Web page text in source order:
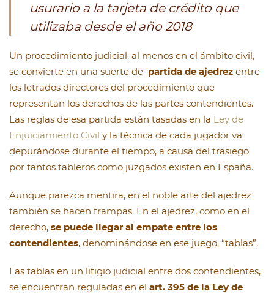
usurario a la tarjeta de crédito que
utilizaba desde el año 2018
Un procedimiento judicial, al menos en el ámbito civil,
se convierte en una suerte de partida de ajedrez entre
los letrados directores del procedimiento que
representan los derechos de las partes contendientes.
Las reglas de esa partida están tasadas en la Ley de
Enjuiciamiento Civil y la técnica de cada jugador va
depurándose durante el tiempo, a causa del trasiego
por tantos tableros como juzgados existen en España.
Aunque parezca mentira, en el noble arte del ajedrez
también se hacen trampas. En el ajedrez, como en el
derecho, se puede llegar al empate entre los
contendientes, denominándose en ese juego, “tablas”.
Las tablas en un litigio judicial entre dos contendientes,
se encuentran reguladas en el art. 395 de la Ley de